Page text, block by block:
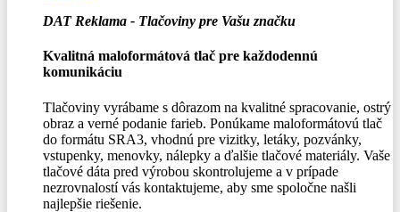
DAT Reklama - Tlačoviny pre Vašu značku
Kvalitná maloformátová tlač pre každodennú
komunikáciu
Tlačoviny vyrábame s dôrazom na kvalitné spracovanie, ostrý
obraz a verné podanie farieb. Ponúkame maloformátovú tlač
do formátu SRA3, vhodnú pre vizitky, letáky, pozvánky,
vstupenky, menovky, nálepky a ďalšie tlačové materiály. Vaše
tlačové dáta pred výrobou skontrolujeme a v prípade
nezrovnalostí vás kontaktujeme, aby sme spoločne našli
najlepšie riešenie.